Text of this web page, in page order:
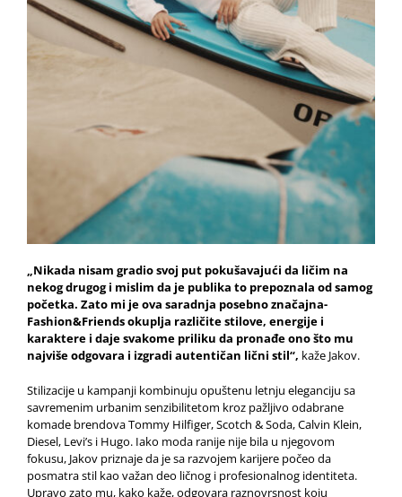
„Nikada nisam gradio svoj put pokušavajući da ličim na
nekog drugog i mislim da je publika to prepoznala od samog
početka. Zato mi je ova saradnja posebno značajna-
Fashion&Friends okuplja različite stilove, energije i
karaktere i daje svakome priliku da pronađe ono što mu
najviše odgovara i izgradi autentičan lični stil“, kaže Jakov.
Stilizacije u kampanji kombinuju opuštenu letnju eleganciju sa
savremenim urbanim senzibilitetom kroz pažljivo odabrane
komade brendova Tommy Hilfiger, Scotch & Soda, Calvin Klein,
Diesel, Levi’s i Hugo. Iako moda ranije nije bila u njegovom
fokusu, Jakov priznaje da je sa razvojem karijere počeo da
posmatra stil kao važan deo ličnog i profesionalnog identiteta.
Upravo zato mu, kako kaže, odgovara raznovrsnost koju